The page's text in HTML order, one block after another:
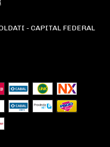
- CAPITAL FEDERAL